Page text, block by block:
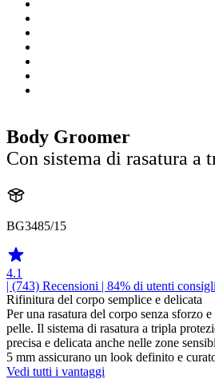
Body Groomer
Con sistema di rasatura a
BG3485/15
4.1
| (743) Recensioni | 84% di utenti
Rifinitura del corpo semplice e delicata
Per una rasatura del corpo senza sforzo
pelle. Il sistema di rasatura a tripla
precisa e delicata anche nelle zone
5 mm assicurano un look definito e
Vedi tutti i vantaggi